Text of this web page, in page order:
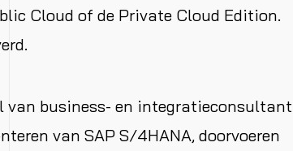
Cloud of de Private Cloud Edition.
van business- en integratieconsultant
van SAP S/4HANA, doorvoeren